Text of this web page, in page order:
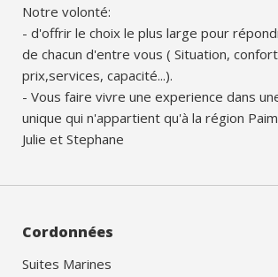
Notre volonté:
- d'offrir le choix le plus large pour
de chacun d'entre vous ( Situation,
prix,services, capacité...).
- Vous faire vivre une experience dans
unique qui n'appartient qu'à la région
Julie et Stephane
Cordonnées
Suites Marines